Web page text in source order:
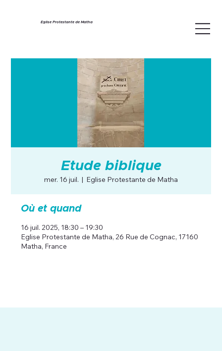
Eglise Protestante de Matha
Etude biblique
mer. 16 juil.
  |
Eglise Protestante de Matha
Où et quand
16 juil. 2025, 18:30 – 19:30
Eglise Protestante de Matha, 26 Rue de Cognac, 17160
Matha, France